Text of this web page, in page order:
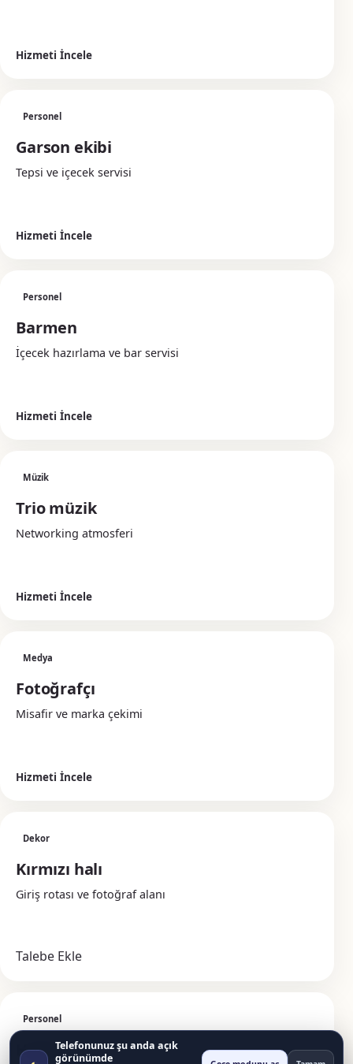
Hizmeti İncele
Personel
Garson ekibi
Tepsi ve içecek servisi
Hizmeti İncele
Personel
Barmen
İçecek hazırlama ve bar servisi
Hizmeti İncele
Müzik
Trio müzik
Networking atmosferi
Hizmeti İncele
Medya
Fotoğrafçı
Misafir ve marka çekimi
Hizmeti İncele
Dekor
Kırmızı halı
Giriş rotası ve fotoğraf alanı
Talebe Ekle
Personel
HostesTelefonunuz şu anda açık
görünümde